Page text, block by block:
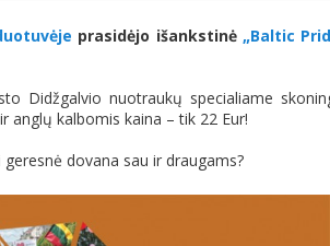
prasidėjo išankstinė „Baltic
Didžgalvio nuotraukų specialiame
anglų kalbomis kaina – tik 22 Eur!
geresnė dovana sau ir draugams?